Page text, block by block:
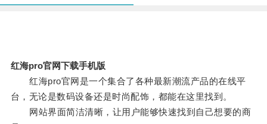
红海pro官网下载手机版
红海pro官网是一个集合了各种最新潮流产品的在线平
台，无论是数码设备还是时尚配饰，都能在这里找到。
网站界面简洁清晰，让用户能够快速找到自己想要的商